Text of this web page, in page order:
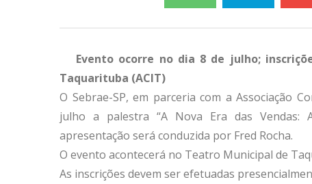
Evento ocorre no dia 8 de julho;
Taquarituba (ACIT)
O Sebrae-SP, em parceria com a Associação
julho a palestra “A Nova Era das Vendas:
apresentação será conduzida por Fred Rocha.
O evento acontecerá no Teatro Municipal de
As inscrições devem ser efetuadas